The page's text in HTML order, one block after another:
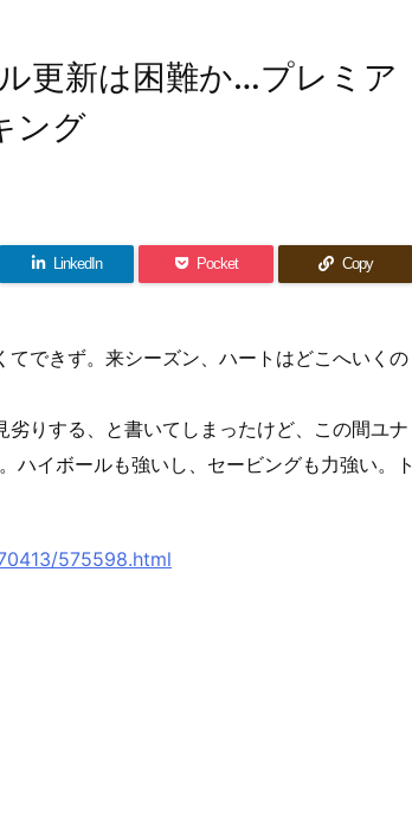
更新は困難か…プレミア
ング
LinkedIn Pocket Copy
てできず。来シーズン、ハートはどこへいくの
りする、と書いてしまったけど、この間ユナ
ハイボールも強いし、セービングも力強い。ト
575598.html